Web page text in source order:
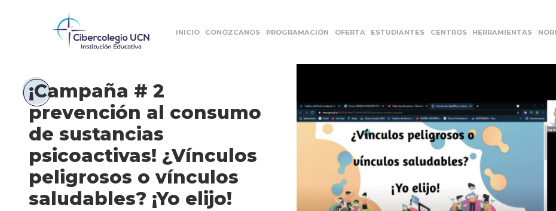
INICIO CONÓZCANOS PROGRAMACIÓN OFERTA ESTUDIANTES CENTROS HERRAMIENTAS
¡Campaña # 2
prevención al consumo
de sustancias
psicoactivas! ¿Vínculos
peligrosos o vínculos
saludables? ¡Yo elijo!